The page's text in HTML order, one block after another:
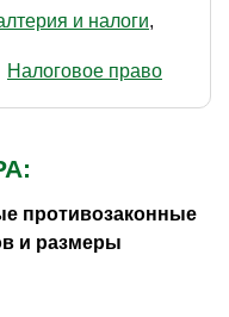
и налоги
Налоговое право
противозаконные
и размеры